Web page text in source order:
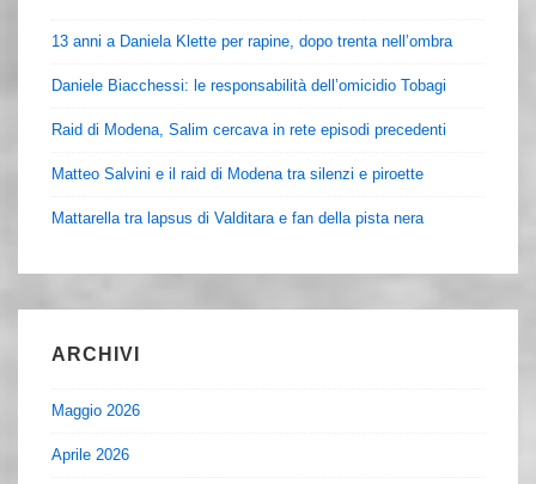
13 anni a Daniela Klette per rapine, dopo trenta nell’ombra
Daniele Biacchessi: le responsabilità dell’omicidio Tobagi
Raid di Modena, Salim cercava in rete episodi precedenti
Matteo Salvini e il raid di Modena tra silenzi e piroette
Mattarella tra lapsus di Valditara e fan della pista nera
ARCHIVI
Maggio 2026
Aprile 2026